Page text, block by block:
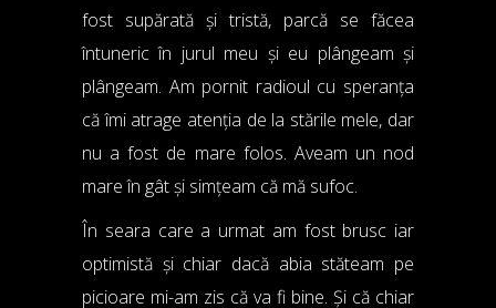
fost supărată și tristă, parcă se făcea
întuneric în jurul meu și eu plângeam și
plângeam. Am pornit radioul cu speranța
că îmi atrage atenția de la stările mele, dar
nu a fost de mare folos. Aveam un nod
mare în gât și simțeam că mă sufoc.
În seara care a urmat am fost brusc iar
optimistă și chiar dacă abia stăteam pe
picioare mi-am zis că va fi bine. Și că chiar